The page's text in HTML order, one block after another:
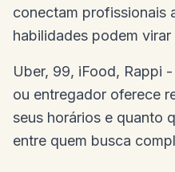
conectam profissionais
habilidades podem
Uber, 99, iFood, Rappi
ou entregador oferece
seus horários e quanto
entre quem busca